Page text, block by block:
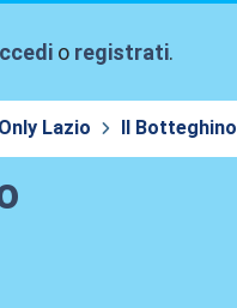
o registrati.
Lazio Il Botteghino